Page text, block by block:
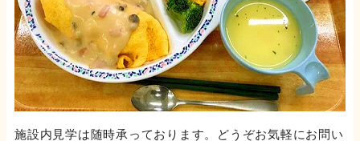
施設内見学は随時承っております。どうぞお気軽にお問い